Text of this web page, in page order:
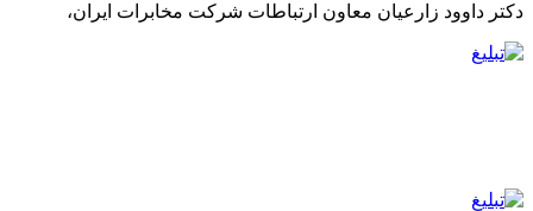
دکتر داوود زارعیان معاون ارتباطات شرکت مخابرات ایران،